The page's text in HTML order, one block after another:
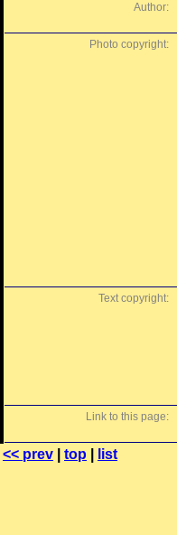
Author:
Photo copyright:
Text copyright:
Link to this page:
<< prev top list